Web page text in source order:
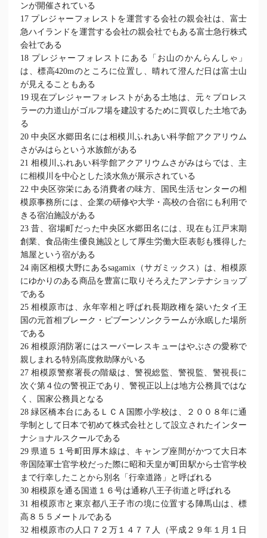
ンが開催されている
17 プレジャーフォレストを運営する会社の親会社は、富士
急ハイランドを運営する会社の親会社でもある富士急行株式
会社である
18 プレジャーフォレストにある「お山のかんらんしゃ」
は、標高420mのところに位置し、晴れて澄んだ日は富士山
が見えることもある
19 現在プレジャーフォレストがある土地は、元々プロレス
ラーの力道山がゴルフ場を建設するために買収した土地であ
る
20 中央区水郷田名には相模川ふれあい科学館アクアリウム
さがみはらという水族館がある
21 相模川ふれあい科学館アクアリウムさがみはらでは、主
に相模川を中心とした淡水魚が展示されている
22 中央区弥栄にある消費者の味方、国民生活センターの相
模原事務所には、企業の研修や大学・高校の合宿にも利用で
きる宿泊施設がある
23 昔、宿場町だった中央区水郷田名には、現在も江戸末期
創業、食品衛生優良施設として厚生労働大臣表彰も獲得した
旭屋という宿がある
24 南区相模大野にあるsagamix（サガミックス）は、相模原
にゆかりのある商品を豊富に取りそろえたアンテナショップ
である
25 相模原市は、永年宰相と呼ばれ長期政権を築いたタイ王
国の元首相ブレーク・ピブーンソンクラームが永眠した場所
である
26 相模原消防署にはスーパーレスキューはやぶさの愛称で
親しまれる特別高度救助隊がいる
27 相模原警察署長の階級は、警視総監、警視監、警視長に
次ぐ第４位の警視正であり、警視正以上は地方公務員ではな
く、国家公務員となる
28 緑区橋本台にあるＬＣＡ国際小学校は、２００８年に通
学制として日本で初めて株式会社として設立されたインター
ナショナルスクールである
29 県道５１号町田厚木線は、キャンプ座間がかつて大日本
帝国陸軍士官学校だった際に昭和天皇が町田駅から士官学校
まで行幸したことから別名「行幸道路」と呼ばれる
30 相模原を通る国道１６号は通称八王子街道と呼ばれる
31 相模原市と東京都八王子市の境に位置する陣馬山は、標
高８５５メートルである
32 相模原市の人口７２万１４７７人（平成２９年１月１日